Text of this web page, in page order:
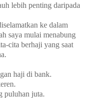
lebih penting daripada
ke dalam
saya mulai menabung
cita berhaji yang saat
haji di bank.
puluhan juta.